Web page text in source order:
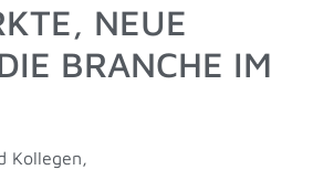
NEUE
BRANCHE IM
Kollegen,